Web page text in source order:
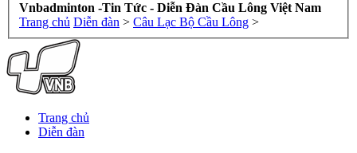
Vnbadminton -Tin Tức - Diễn Đàn Cầu Lông Việt Nam
Trang chủ Diễn đàn > Câu Lạc Bộ Cầu Lông >
Trang chủ
Diễn đàn